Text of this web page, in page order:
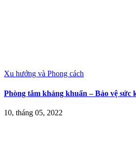
Xu hướng và Phong cách
Phòng tắm kháng khuẩn – Bảo vệ sức
10, tháng 05, 2022